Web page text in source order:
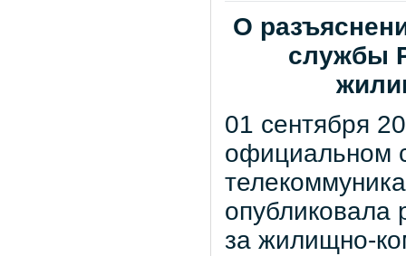
О
службы
01 сентября
официальном
опубликовала
за жилищно-